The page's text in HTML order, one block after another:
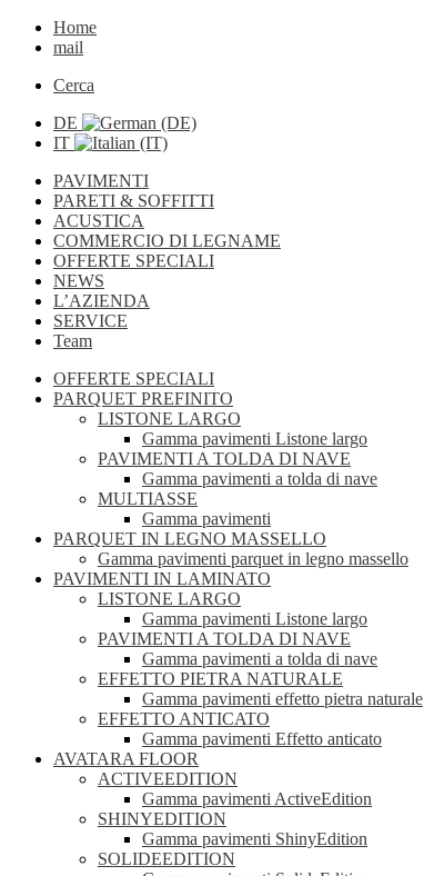
Home
mail
Cerca
DE
IT
PAVIMENTI
PARETI & SOFFITTI
ACUSTICA
COMMERCIO DI LEGNAME
OFFERTE SPECIALI
NEWS
L’AZIENDA
SERVICE
Team
OFFERTE SPECIALI
PARQUET PREFINITO
LISTONE LARGO
Gamma pavimenti Listone largo
PAVIMENTI A TOLDA DI NAVE
Gamma pavimenti a tolda di nave
MULTIASSE
Gamma pavimenti
PARQUET IN LEGNO MASSELLO
Gamma pavimenti parquet in legno massello
PAVIMENTI IN LAMINATO
LISTONE LARGO
Gamma pavimenti Listone largo
PAVIMENTI A TOLDA DI NAVE
Gamma pavimenti a tolda di nave
EFFETTO PIETRA NATURALE
Gamma pavimenti effetto pietra naturale
EFFETTO ANTICATO
Gamma pavimenti Effetto anticato
AVATARA FLOOR
ACTIVEEDITION
Gamma pavimenti ActiveEdition
SHINYEDITION
Gamma pavimenti ShinyEdition
SOLIDEEDITION